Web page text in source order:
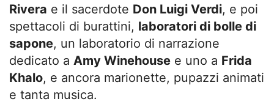
Rivera e il sacerdote Don Luigi Verdi, e poi
spettacoli di burattini, laboratori di bolle di
sapone, un laboratorio di narrazione
dedicato a Amy Winehouse e uno a Frida
Khalo, e ancora marionette, pupazzi animati
e tanta musica.